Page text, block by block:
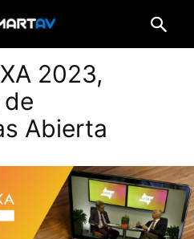
2023,
Abierta